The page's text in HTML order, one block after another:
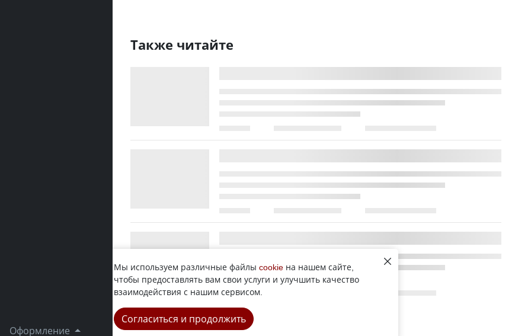
Оформление
Также читайте
Мы используем различные файлы cookie на нашем сайте,
чтобы предоставлять вам свои услуги и улучшить качество
взаимодействия с нашим сервисом.
Согласиться и продолжить